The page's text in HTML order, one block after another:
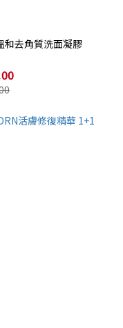
和去角質洗面凝膠